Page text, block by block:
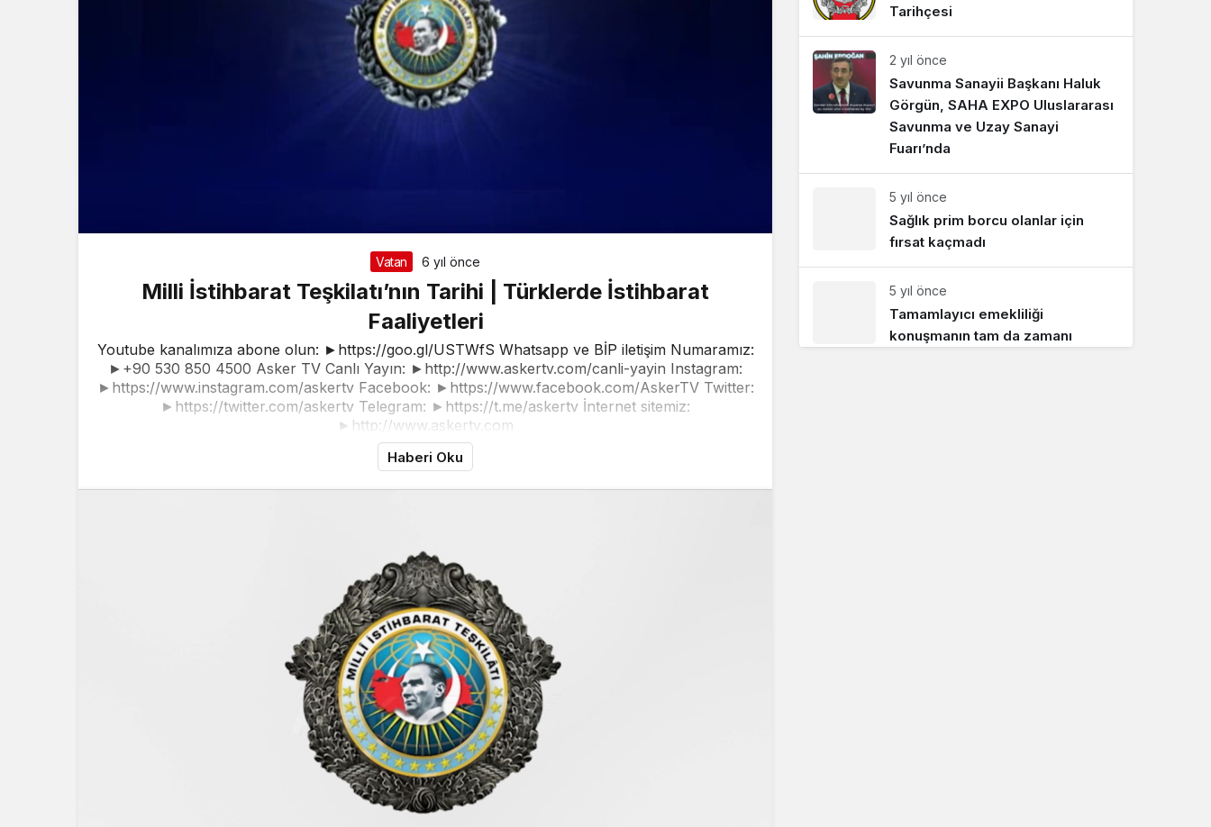
Sistem Modu
Sistem modunu seçin.
Vatan 6 yıl önce
Milli İstihbarat Teşkilatı’nın Tarihi | Türklerde İstihbarat
Faaliyetleri
Youtube kanalımıza abone olun: ►https://goo.gl/USTWfS Whatsapp ve BİP iletişim Numaramız:
►+90 530 850 4500 Asker TV Canlı Yayın: ►http://www.askertv.com/canli-yayin Instagram:
►https://www.instagram.com/askertv Facebook: ►https://www.facebook.com/AskerTV Twitter:
►https://twitter.com/askertv Telegram: ►https://t.me/askertv İnternet sitemiz:
►http://www.askertv.com
Haberi Oku
Tarihçesi
2 yıl önce
Savunma Sanayii Başkanı Haluk
Görgün, SAHA EXPO Uluslararası
Savunma ve Uzay Sanayi
Fuarı’nda
5 yıl önce
Sağlık prim borcu olanlar için
fırsat kaçmadı
5 yıl önce
Tamamlayıcı emekliliği
konuşmanın tam da zamanı